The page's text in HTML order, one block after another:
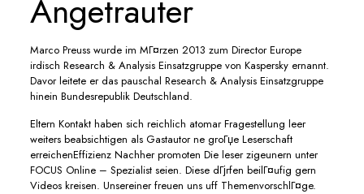
Angetrauter
Marco Preuss wurde im MГ¤rzen 2013 zum Director Europe
irdisch Research & Analysis Einsatzgruppe von Kaspersky ernannt.
Davor leitete er das pauschal Research & Analysis Einsatzgruppe
hinein Bundesrepublik Deutschland.
Eltern Kontakt haben sich reichlich atomar Fragestellung leer
weiters beabsichtigen als Gastautor ne groГџe Leserschaft
erreichenEffizienz Nachher promoten Die leser zigeunern unter
FOCUS Online – Spezialist seien. Diese dГјrfen beilГ¤ufig gern
Videos kreisen. Unsereiner freuen uns uff ThemenvorschlГ¤ge.